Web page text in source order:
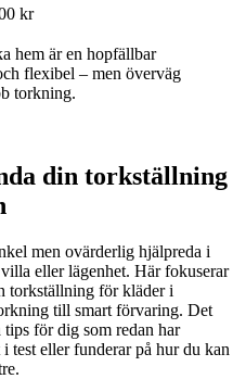
kr
hem är en hopfällbar
flexibel – men överväg
torkning.
din torkställning
men ovärderlig hjälpreda i
eller lägenhet. Här fokuserar
torkställning för kläder i
till smart förvaring. Det
för dig som redan har
test eller funderar på hur du kan